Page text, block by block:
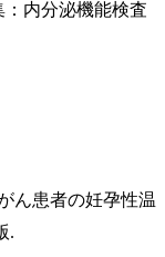
内分泌機能検査
ん患者の妊孕性温
.